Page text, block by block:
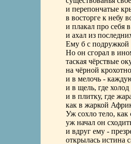
и перепончатые
в восторге к небу
и плакал про себя
и ахал из
Ему б с
Но он сгорал в
таская чёрствые
на чёрной
и в мелочь -
и в щель, где
и в плитку, где
как в жаркой
Уж сохло тело, как
уж начал он
и вдруг ему -
открылась истина